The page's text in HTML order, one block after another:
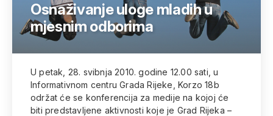
Osnaživanje uloge mladih u
mjesnim odborima
U petak, 28. svibnja 2010. godine 12.00 sati, u
Informativnom centru Grada Rijeke, Korzo 18b
održat će se konferencija za medije na kojoj će
biti predstavljene aktivnosti koje je Grad Rijeka –